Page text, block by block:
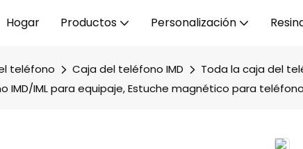
Hogar Productos Personalización
teléfono Caja del teléfono IMD
Toda la caja del
IMD/IML para equipaje, Estuche magnético para teléfono